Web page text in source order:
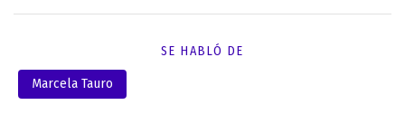
SE HABLÓ DE
Marcela Tauro